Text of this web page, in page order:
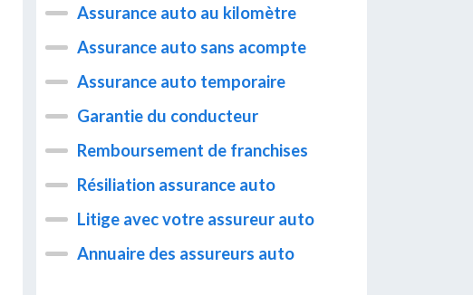
Assurance auto au kilomètre
Assurance auto sans acompte
Assurance auto temporaire
Garantie du conducteur
Remboursement de franchises
Résiliation assurance auto
Litige avec votre assureur auto
Annuaire des assureurs auto